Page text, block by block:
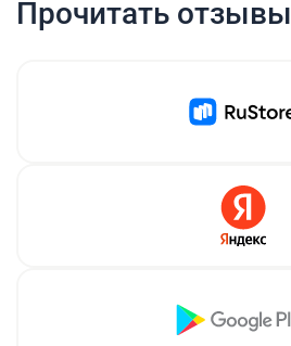
Прочитать отзывы